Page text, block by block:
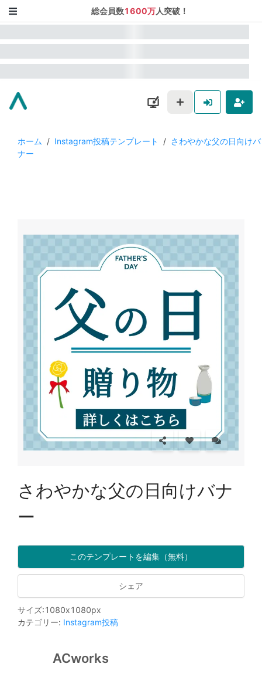
総会員数1600万人突破！
ホーム / Instagram投稿テンプレート / さわやかな父の日向けバ
ナー
さわやかな父の日向けバナ
ー
このテンプレートを編集（無料）
シェア
サイズ:1080x1080px
カテゴリー: Instagram投稿
ACworks